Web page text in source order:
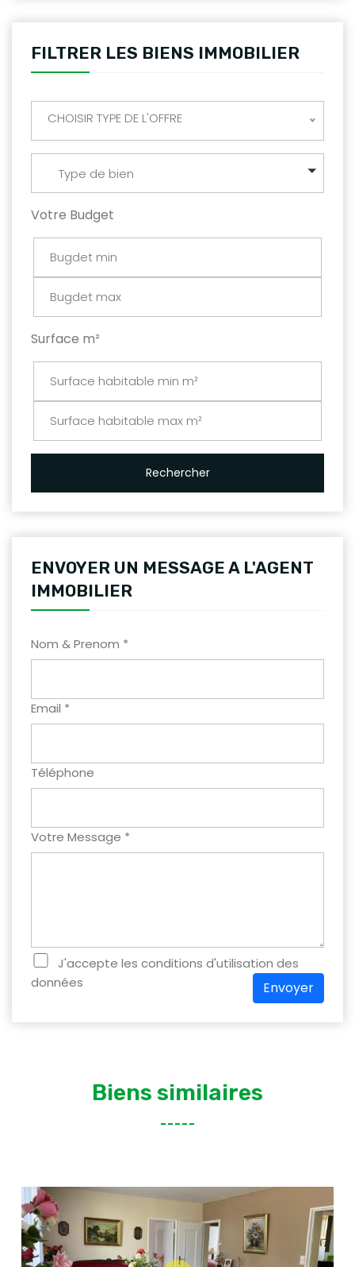
FILTRER LES BIENS IMMOBILIER
CHOISIR TYPE DE L'OFFRE
Type de bien
Votre Budget
Surface m²
Rechercher
ENVOYER UN MESSAGE A L'AGENT
IMMOBILIER
Nom & Prenom *
Email *
Téléphone
Votre Message *
J'accepte les conditions d'utilisation des
données
Envoyer
Biens similaires